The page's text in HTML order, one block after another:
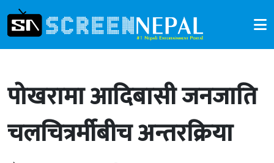
पोखरामा आदिबासी जनजाति
चलचित्रर्मीबीच अन्तरक्रिया